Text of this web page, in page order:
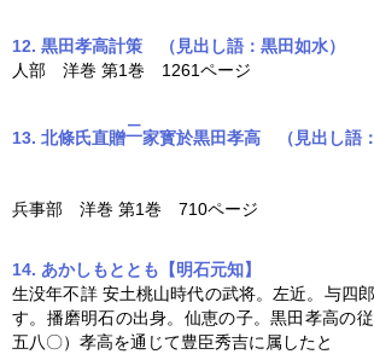
12. 黒田孝高計策 （見出し語：黒田如水）
人部 洋巻 第1巻 1261ページ
13. 北條氏直贈二家寳於黒田孝高 （見出し語
兵事部 洋巻 第1巻 710ページ
14. あかしもととも【明石元知】
生没年不詳 安土桃山時代の武将。左近。与四
す。播磨明石の出身。仙恵の子。黒田孝高の
五八〇）孝高を通じて豊臣秀吉に属したと